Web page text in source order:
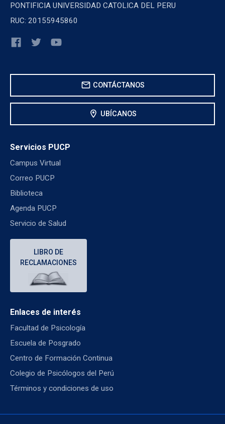
PONTIFICIA UNIVERSIDAD CATOLICA DEL PERU
RUC: 20155945860
mail CONTÁCTANOS
location_on UBÍCANOS
Servicios PUCP
Campus Virtual
Correo PUCP
Biblioteca
Agenda PUCP
Servicio de Salud
LIBRO DE
RECLAMACIONES
Enlaces de interés
Facultad de Psicología
Escuela de Posgrado
Centro de Formación Continua
Colegio de Psicólogos del Perú
Términos y condiciones de uso